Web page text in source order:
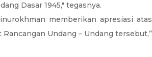
Dasar 1945," tegasnya.
memberikan apresiasi atas
Undang – Undang tersebut,”